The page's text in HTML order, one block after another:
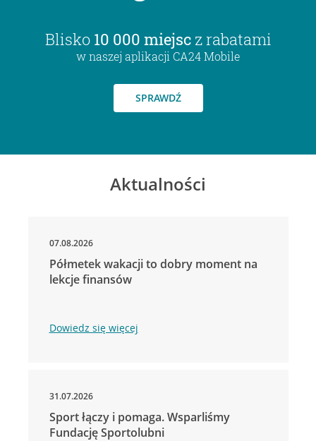
Blisko 10 000 miejsc z rabatami
w naszej aplikacji CA24 Mobile
SPRAWDŹ
Aktualności
07.08.2026
Półmetek wakacji to dobry moment na
lekcje finansów
Dowiedz się więcej
31.07.2026
Sport łączy i pomaga. Wsparliśmy
Fundację Sportolubni